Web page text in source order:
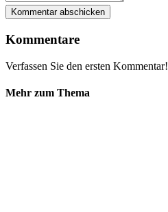
Kommentare
Verfassen Sie den ersten Kommentar!
Mehr zum Thema